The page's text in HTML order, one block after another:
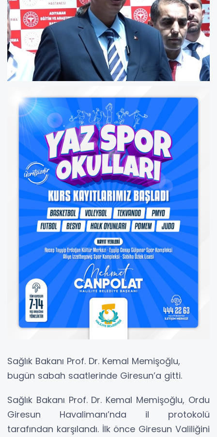
Sağlık Bakanı Prof. Dr. Kemal Memişoğlu,
bugün sabah saatlerinde Giresun’a gitti.
Sağlık Bakanı Prof. Dr. Kemal Memişoğlu, Ordu
Giresun Havalimanı’nda il protokolü
tarafından karşılandı. İlk önce Giresun Valiliğini